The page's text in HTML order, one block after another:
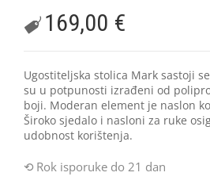
169,00 €
Ugostiteljska stolica Mark sastoji
su u potpunosti izrađeni od
boji. Moderan element je naslon
Široko sjedalo i nasloni za ruke
udobnost korištenja.
Rok isporuke do 21 dan